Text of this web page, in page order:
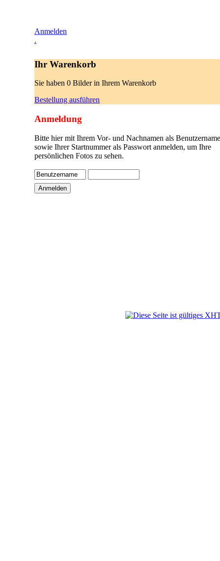
Anmelden
.
Ihr Warenkorb
Sie haben 0 Bilder in Ihrem Warenkorb
Bestellung ausführen
Anmeldung
Bitte hier mit Ihrem Vor- und Nachnamen als
sowie Ihrer Startnummer als Passwort anmelden, um Ihre
persönlichen Fotos zu sehen.